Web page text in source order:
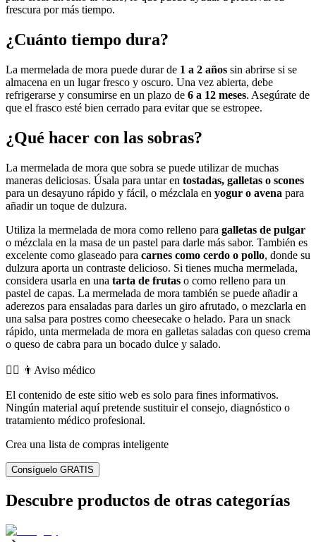
frescura por más tiempo.
¿Cuánto tiempo dura?
La mermelada de mora puede durar de 1 a 2 años sin abrirse si se
almacena en un lugar fresco y oscuro. Una vez abierta, debe
refrigerarse y consumirse en un plazo de 6 a 12 meses. Asegúrate de
que el frasco esté bien cerrado para evitar que se estropee.
¿Qué hacer con las sobras?
La mermelada de mora que sobra se puede utilizar de muchas
maneras deliciosas. Úsala para untar en tostadas, galletas o scones
para un desayuno rápido y fácil, o mézclala en yogur o avena para
añadir un toque de dulzura.
Utiliza la mermelada de mora como relleno para galletas de pulgar
o mézclala en la masa de un pastel para darle más sabor. También es
excelente como glaseado para carnes como cerdo o pollo, donde su
dulzura aporta un contraste delicioso. Si tienes mucha mermelada,
considera usarla en una tarta de frutas o como relleno para un
pastel de capas. La mermelada de mora también se puede añadir a
aderezos para ensaladas para darles un giro afrutado, o mezclarla en
una salsa para postres como cheesecake o helado. Para un snack
rápido, unta mermelada de mora en galletas saladas con queso crema
o queso de cabra para un bocado dulce y salado.
👨‍⚕️️ 👨Aviso médico
El contenido de este sitio web es solo para fines informativos.
Ningún material aquí pretende sustituir el consejo, diagnóstico o
tratamiento médico profesional.
Crea una lista de compras inteligente
Consíguelo GRATIS
Descubre productos de otras categorías